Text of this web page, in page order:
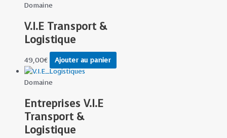
Domaine
V.I.E Transport &
Logistique
49,00€ Ajouter au panier
Domaine
Entreprises V.I.E
Transport &
Logistique